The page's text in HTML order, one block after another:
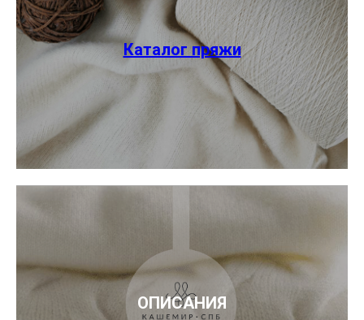
Каталог пряжи
ОПИСАНИЯ